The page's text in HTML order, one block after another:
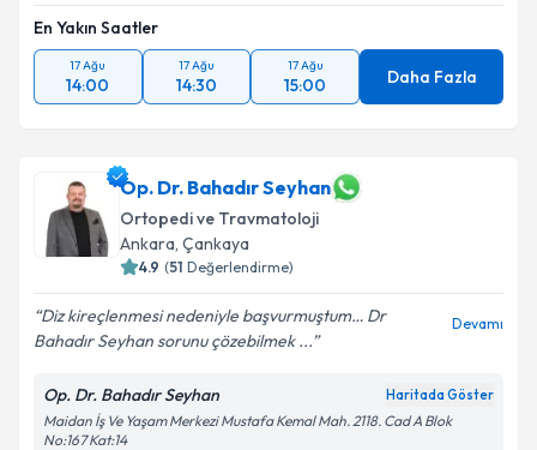
En Yakın Saatler
17 Ağu
14:00
17 Ağu
14:30
17 Ağu
15:00 Daha Fazla
Op. Dr. Bahadır Seyhan
Ortopedi ve Travmatoloji
Ankara, Çankaya
4.9 (51 Değerlendirme)
Diz kireçlenmesi nedeniyle başvurmuştum… Dr
Bahadır Seyhan sorunu çözebilmek ...
Devamı
Op. Dr. Bahadır Seyhan Haritada Göster
Maidan İş Ve Yaşam Merkezi Mustafa Kemal Mah. 2118. Cad A Blok
No:167 Kat:14